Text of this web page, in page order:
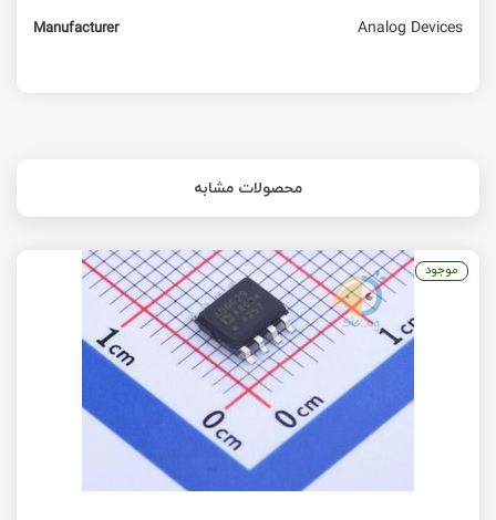
Manufacturer Analog Devices
محصولات مشابه
موجود